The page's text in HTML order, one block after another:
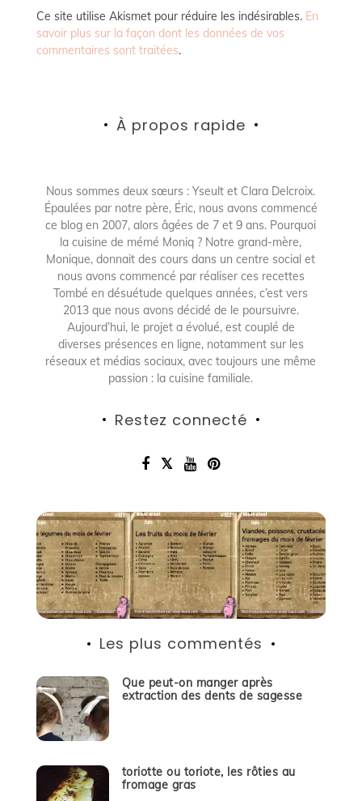
Ce site utilise Akismet pour réduire les indésirables. En
savoir plus sur la façon dont les données de vos
commentaires sont traitées.
À propos rapide
Nous sommes deux sœurs : Yseult et Clara Delcroix.
Épaulées par notre père, Éric, nous avons commencé
ce blog en 2007, alors âgées de 7 et 9 ans. Pourquoi
la cuisine de mémé Moniq ? Notre grand-mère,
Monique, donnait des cours dans un centre social et
nous avons commencé par réaliser ces recettes
Tombé en désuétude quelques années, c’est vers
2013 que nous avons décidé de le poursuivre.
Aujourd’hui, le projet a évolué, est couplé de
diverses présences en ligne, notamment sur les
réseaux et médias sociaux, avec toujours une même
passion : la cuisine familiale.
Restez connecté
Les plus commentés
Que peut-on manger après
extraction des dents de sagesse
toriotte ou toriote, les rôties au
fromage gras